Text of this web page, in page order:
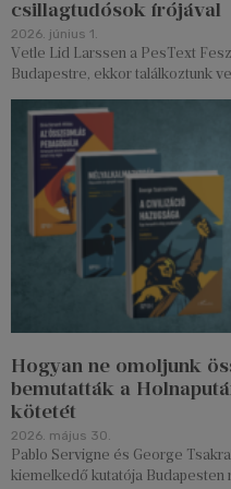
csillagtudósok írójával
2026. június 1.
Vetle Lid Larssen a PesText
Budapestre, ekkor találkoztunk
Hogyan ne omoljunk
bemutatták a
kötetét
2026. május 30.
Pablo Servigne és George
kiemelkedő kutatója Budapesten